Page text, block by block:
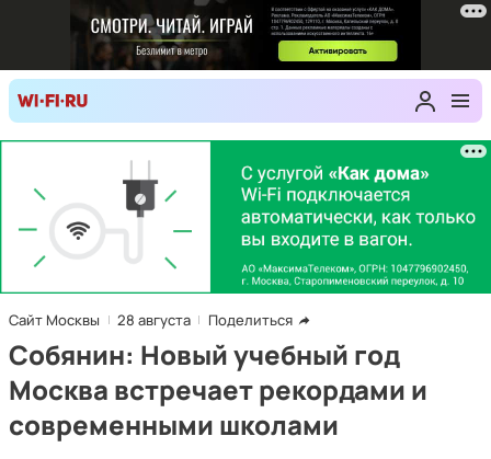
Сайт Москвы 28 августа Поделиться
Собянин: Новый учебный год
Москва встречает рекордами и
современными школами